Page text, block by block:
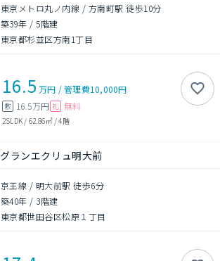
東京メトロ丸ノ内線 / 方南町駅 徒歩10分
築39年 /5階建
東京都杉並区方南1丁目
16.5 万円 /管理費10,000円
敷 16.5万円 礼 無料
2SLDK / 62.86㎡/4階
ランエクリュ明大前
京王線 / 明大前駅 徒歩6分
築40年 / 3階建
東京都世田谷区松原１丁目